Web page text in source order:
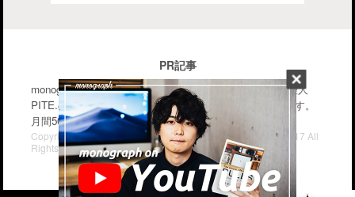
PR記事
monographはiPhone・Macなどのガジェットを中心に管理人
PITE.の気になるモノを幅広く紹介するブログメディアです。
月間50〜70万PV。気軽に楽しんで行って下さい。
Copyright© iPhone・Macの情報発信ブログ "monograph" , 2017 All
Rights Reserved.